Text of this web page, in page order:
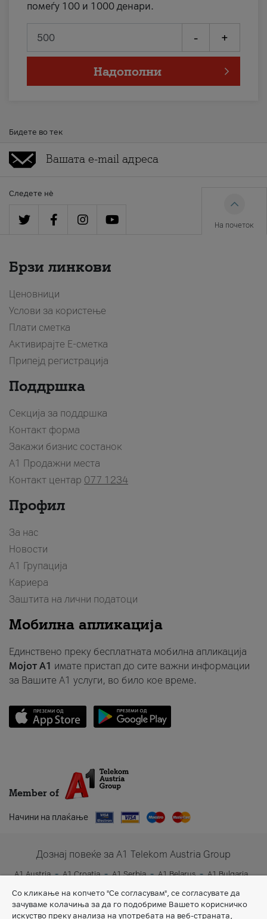
помеѓу 100 и 1000 денари.
- +
Надополни
Бидете во тек
Следете нè
На почеток
Брзи линкови
Ценовници
Услови за користење
Плати сметка
Активирајте Е-сметка
Припејд регистрација
Поддршка
Секција за поддршка
Контакт форма
Закажи бизнис состанок
A1 Продажни места
Контакт центар 077 1234
Профил
За нас
Новости
А1 Групација
Кариера
Заштита на лични податоци
Мобилна апликација
Единствено преку бесплатната мобилна апликација
Мојот A1 имате пристап до сите важни информации
за Вашите A1 услуги, во било кое време.
Member of
Начини на плаќање
Дознај повеќе за A1 Telekom Austria Group
A1 Austria A1 Croatia A1 Serbia A1 Belarus
A1 Bulgaria
Со кликање на копчето "Се согласувам", се согласувате да
зачуваме колачиња за да го подобриме Вашето корисничко
искуство преку анализа на употребата на веб-страната,